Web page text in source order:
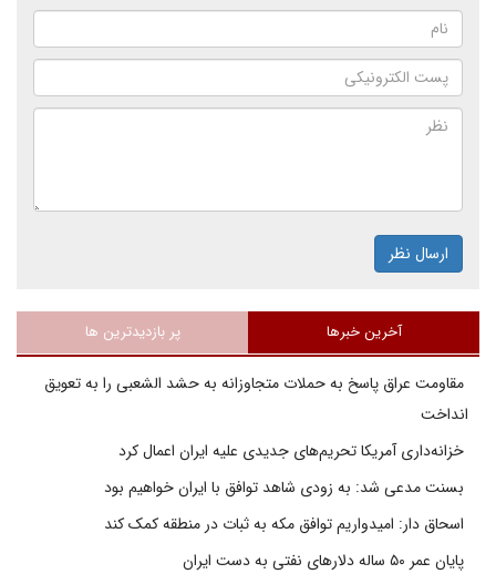
ارسال نظر
آخرین خبرها پر بازدیدترین ها
مقاومت عراق پاسخ به حملات متجاوزانه به حشد الشعبی را به تعویق
انداخت
خزانه‌داری آمریکا تحریم‌های جدیدی علیه ایران اعمال کرد
بسنت مدعی شد: به زودی شاهد توافق با ایران خواهیم بود
اسحاق دار: امیدواریم توافق مکه به ثبات در منطقه کمک کند
پایان عمر ۵۰ ساله دلارهای نفتی به دست ایران